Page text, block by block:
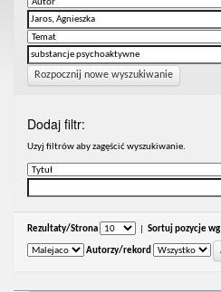
Rozpocznij nowe wyszukiwanie
Dodaj filtr:
Uzyj filtrów aby zagęścić wyszukiwanie.
Rezultaty/Strona Sortuj pozycje wg
Autorzy/rekord